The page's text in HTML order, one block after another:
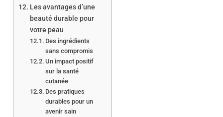
Les avantages d’une
beauté durable pour
votre peau
Des ingrédients
sans compromis
Un impact positif
sur la santé
cutanée
Des pratiques
durables pour un
avenir sain